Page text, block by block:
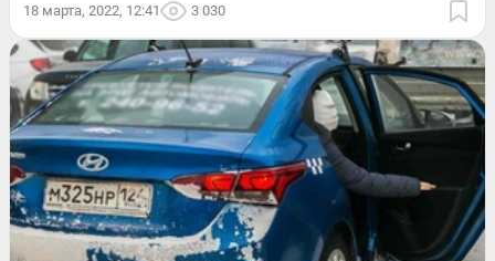
18 марта, 2022, 12:41 3 030